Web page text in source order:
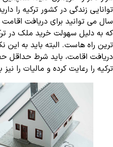
سال می توانید برای دریافت
که به دلیل سهولت خرید ملک در
ترین راه هاست. البته باید به این
ترکیه را رعایت کرده و مالیات را نیز